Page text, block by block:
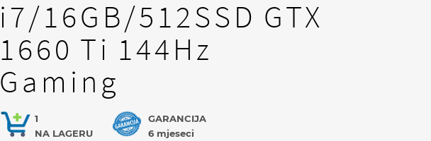
i7/16GB/512SSD GTX
1660 Ti 144Hz
Gaming
1
NA LAGERU
GARANCIJA
6 mjeseci